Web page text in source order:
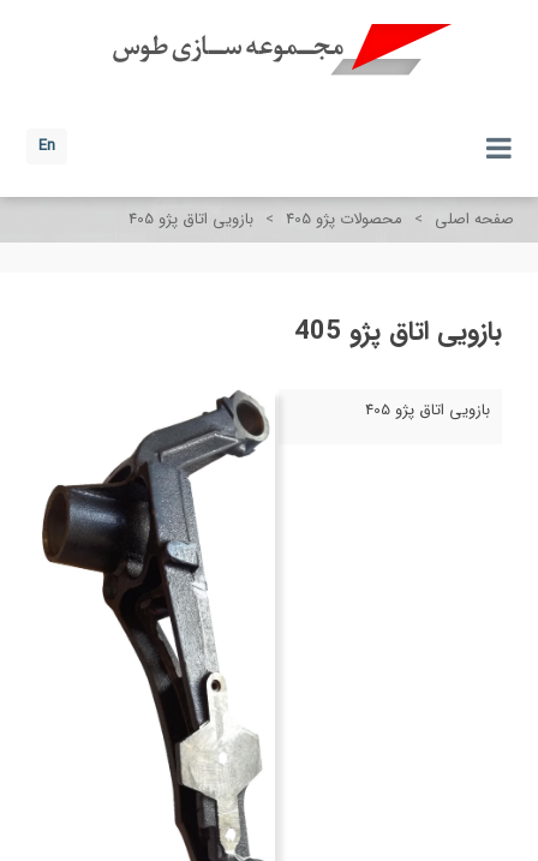
En
صفحه اصلی > محصولات پژو 405 > بازویی اتاق پژو 405
بازویی اتاق پژو 405
بازویی اتاق پژو 405